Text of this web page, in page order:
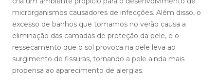
microrganismos causadores de infecções. Além disso, o
excesso de banhos que tomamos no verão causa a
eliminação das camadas de proteção da pele, e o
ressecamento que o sol provoca na pele leva ao
surgimento de fissuras, tornando a pele ainda mais
propensa ao aparecimento de alergias.